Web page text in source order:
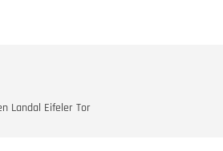
Landal Eifeler Tor